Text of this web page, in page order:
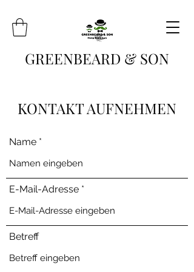
GREENBEARD & SON
KONTAKT AUFNEHMEN
Name
E-Mail-Adresse
Betreff